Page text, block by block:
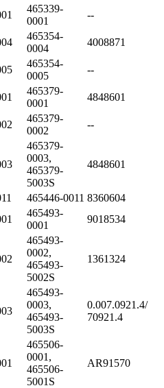
465339-
0001
--
465354-
0004
4008871
465354-
0005
--
465379-
0001
4848601
465379-
0002
--
465379-
0003,
465379-
5003S
4848601
465446-0011 8360604
465493-
0001
9018534
465493-
0002,
465493-
5002S
1361324
465493-
0003,
465493-
5003S
0.007.0921.4/
70921.4
465506-
0001,
465506-
5001S
AR91570